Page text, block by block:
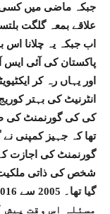
جبکہ ماضی میں کسی
علاقے بمعہ گلگت
اب جبکہ یہ چلانا
پاکستان کی آئی ایس
اور یہاں رہ کر
کی کی گورنمنٹ کی
تھا کہ جہیز کمپنی
گورنمنٹ کی اجازت کے
مسئلہ اس وقت پیش